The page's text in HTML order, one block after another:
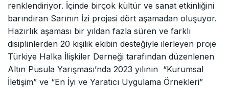
renklendiriyor. İçinde birçok kültür ve sanat etkinliğini
barındıran Sarının İzi projesi dört aşamadan oluşuyor.
Hazırlık aşaması bir yıldan fazla süren ve farklı
disiplinlerden 20 kişilik ekibin desteğiyle ilerleyen proje
Türkiye Halka İlişkiler Derneği tarafından düzenlenen
Altın Pusula Yarışması’nda 2023 yılının “Kurumsal
İletişim” ve “En İyi ve Yaratıcı Uygulama Örnekleri”